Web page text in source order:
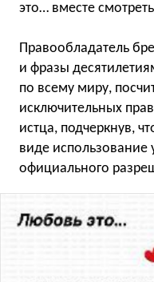
это… вместе
Правообладатель
и фразы
по всему миру,
исключительных
истца, подчеркнув,
виде использование
официального